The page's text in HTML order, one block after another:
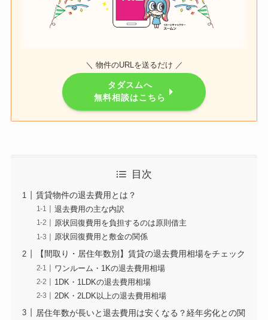
＼ 物件のURLを送るだけ ／
タダスムへ
無料相談はこちら
目次
賃貸物件の退去費用とは？
退去費用の主な内訳
原状回復費用を負担するのは原則借主
原状回復費用と敷金の関係
【間取り・居住年数別】賃貸の退去費用相場をチェック
ワンルーム・1Kの退去費用相場
1DK・1LDKの退去費用相場
2DK・2LDK以上の退去費用相場
居住年数が長いと退去費用は安くなる？経年劣化との関